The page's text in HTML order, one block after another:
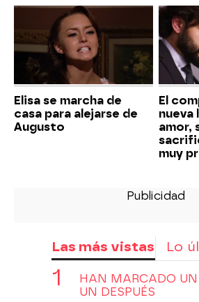
Elisa se marcha de
casa para alejarse de
Augusto
El
nueva
amor,
muy
Las más vistas Lo
HAN MARCADO
UN DESPUÉS